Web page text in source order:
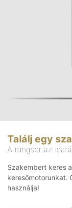
Találj egy
A rangsor az
Szakembert keres
keresőmotorunkat.
használja!